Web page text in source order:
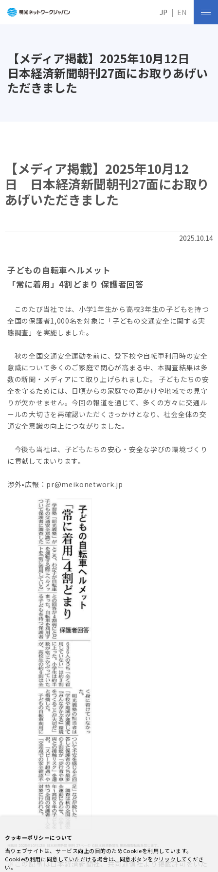
【メディア掲載】2025年10月12日
日本経済新聞朝刊27面にお取りあげい
ただきました
【メディア掲載】2025年10月12
日 日本経済新聞朝刊27面にお取り
あげいただきました
2025.10.14
子どもの自転車ヘルメット
「常に着用」4割どまり 保護者回答
このたび当社では、小学1年生から高校3年生の子どもを持つ
全国の保護者1,000名を対象に「子どもの交通安全に関する実
態調査」を実施しました。
秋の全国交通安全運動を前に、登下校や自転車利用時の安全
意識について多くのご家庭で関心が高まる中、本調査結果は多
数の新聞・メディアにて取り上げられました。 子どもたちの安
全を守るためには、日頃からの家庭での声かけや地域での見守
りが欠かせません。今回の報道を通じて、多くの方々に交通ル
ールの大切さを再確認いただくきっかけとなり、社会全体の交
通安全意識の向上につながりました。
今後も当社は、子どもたちの安心・安全な学びの環境づくり
に貢献してまいります。
渉外•広報：pr@meikonetwork.jp
※この記事は日本経済新聞社、共同通信社より掲載許可をいた
JP EN
クッキーポリシーについて
当ウェブサイトは、サービス向上の目的のためCookieを利用しています。
Cookieの利用に同意していただける場合は、同意ボタンをクリックしてくださ
い。